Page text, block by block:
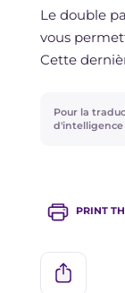
Le double
vous
Cette
sans petit-
indiqués).
pendant
Pour vous
mieux
Pour la
d'intelligence
PRINT